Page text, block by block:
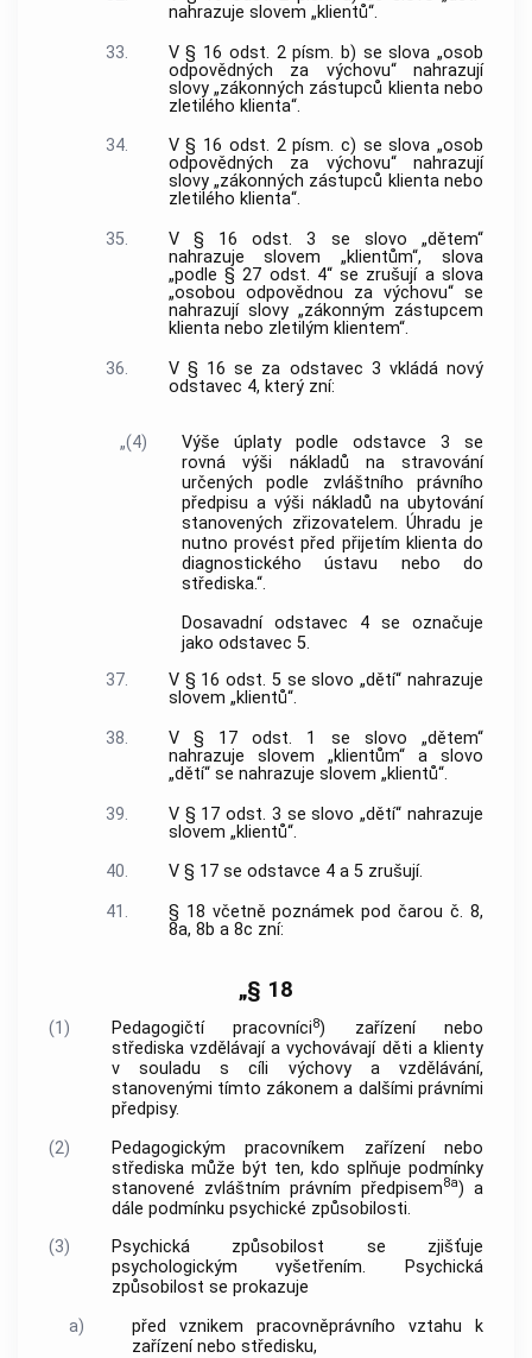
nahrazuje slovem „klientů“.
33.
V § 16 odst. 2 písm. b) se slova „osob
odpovědných za výchovu“ nahrazují
slovy „zákonných zástupců klienta nebo
zletilého klienta“.
34.
V § 16 odst. 2 písm. c) se slova „osob
odpovědných za výchovu“ nahrazují
slovy „zákonných zástupců klienta nebo
zletilého klienta“.
35.
V § 16 odst. 3 se slovo „dětem“
nahrazuje slovem „klientům“, slova
„podle § 27 odst. 4“ se zrušují a slova
„osobou odpovědnou za výchovu“ se
nahrazují slovy „zákonným zástupcem
klienta nebo zletilým klientem“.
36.
V § 16 se za odstavec 3 vkládá nový
odstavec 4, který zní:
„(4)
Výše úplaty podle odstavce 3 se
rovná výši nákladů na stravování
určených podle zvláštního právního
předpisu a výši nákladů na ubytování
stanovených zřizovatelem. Úhradu je
nutno provést před přijetím klienta do
diagnostického ústavu nebo do
střediska.“.
Dosavadní odstavec 4 se označuje
jako odstavec 5.
37.
V § 16 odst. 5 se slovo „dětí“ nahrazuje
slovem „klientů“.
38.
V § 17 odst. 1 se slovo „dětem“
nahrazuje slovem „klientům“ a slovo
„dětí“ se nahrazuje slovem „klientů“.
39.
V § 17 odst. 3 se slovo „dětí“ nahrazuje
slovem „klientů“.
40.
V § 17 se odstavce 4 a 5 zrušují.
41.
§ 18 včetně poznámek pod čarou č. 8,
8a, 8b a 8c zní:
„§ 18
(1) Pedagogičtí pracovníci8) zařízení nebo
střediska vzdělávají a vychovávají děti a klienty
v souladu s cíli výchovy a vzdělávání,
stanovenými tímto zákonem a dalšími právními
předpisy.
(2)
Pedagogickým pracovníkem zařízení nebo
střediska může být ten, kdo splňuje podmínky
stanovené zvláštním právním předpisem8a) a
dále podmínku psychické způsobilosti.
(3)
Psychická způsobilost se zjišťuje
psychologickým vyšetřením. Psychická
způsobilost se prokazuje
a)
před vznikem pracovněprávního vztahu k
zařízení nebo středisku,